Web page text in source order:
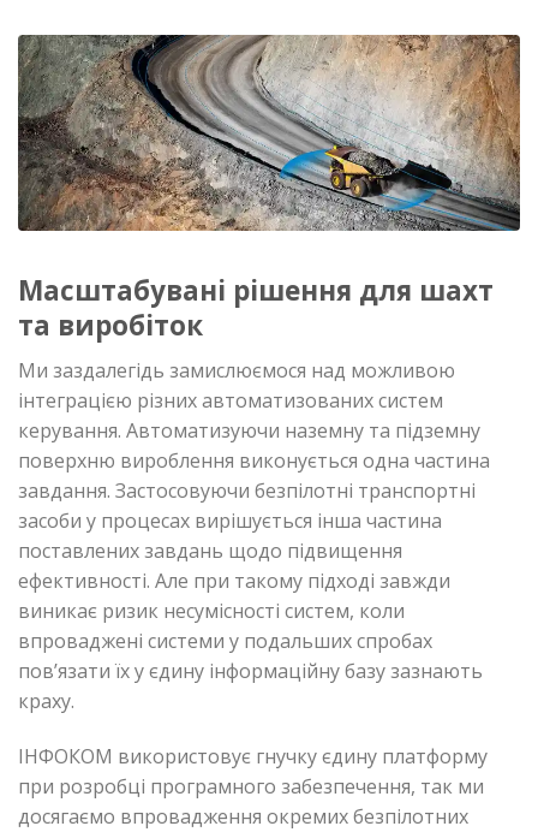
Масштабувані рішення для шахт
та виробіток
Ми заздалегідь замислюємося над можливою
інтеграцією різних автоматизованих систем
керування. Автоматизуючи наземну та підземну
поверхню вироблення виконується одна частина
завдання. Застосовуючи безпілотні транспортні
засоби у процесах вирішується інша частина
поставлених завдань щодо підвищення
ефективності. Але при такому підході завжди
виникає ризик несумісності систем, коли
впроваджені системи у подальших спробах
пов’язати їх у єдину інформаційну базу зазнають
краху.
ІНФОКОМ використовує гнучку єдину платформу
при розробці програмного забезпечення, так ми
досягаємо впровадження окремих безпілотних